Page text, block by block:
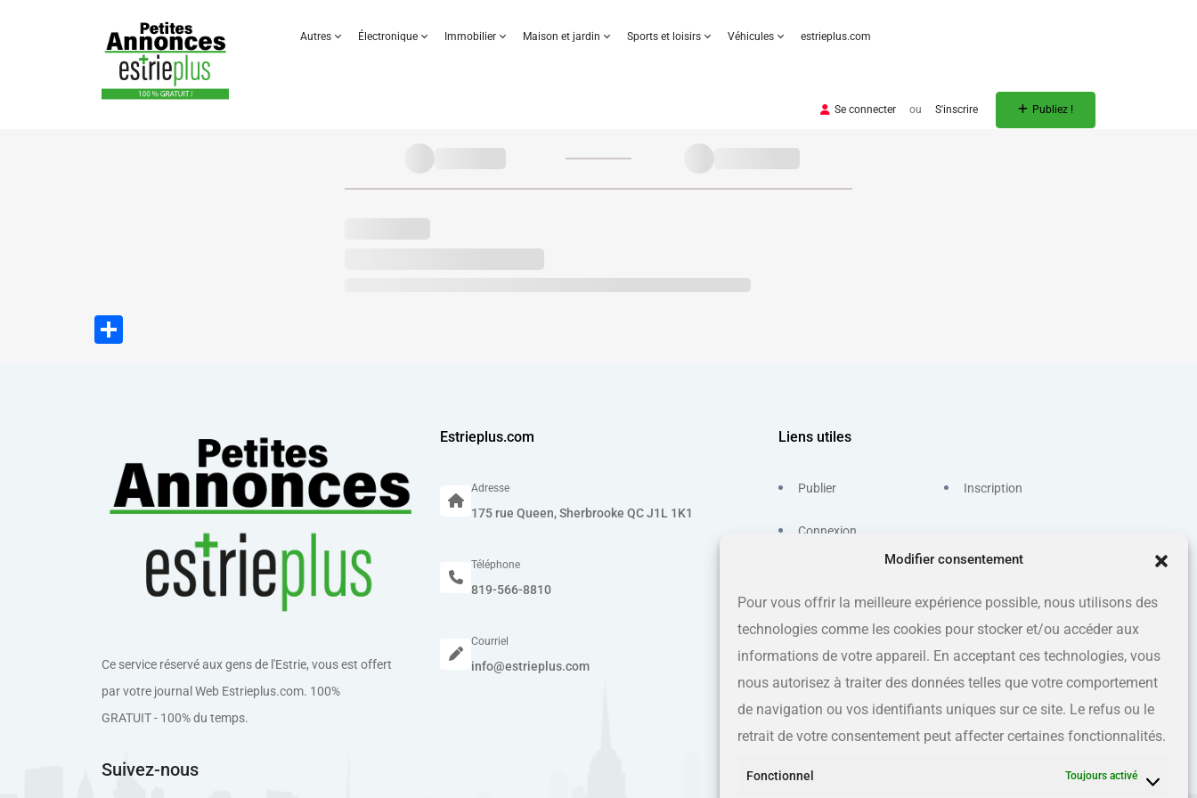
Modifier consentement
Pour vous offrir la meilleure expérience possible, nous utilisons des
technologies comme les cookies pour stocker et/ou accéder aux
informations de votre appareil. En acceptant ces technologies, vous
nous autorisez à traiter des données telles que votre comportement
de navigation ou vos identifiants uniques sur ce site. Le refus ou le
retrait de votre consentement peut affecter certaines fonctionnalités.
Fonctionnel Toujours activé
Autres Électronique Immobilier Maison et jardin Sports et loisirs Véhicules estrieplus.com
Se connecter ou S'inscrire Publiez !
Ce service réservé aux gens de l'Estrie, vous est offert
par votre journal Web Estrieplus.com. 100%
GRATUIT - 100% du temps.
Suivez-nous
Estrieplus.com
Adresse
175 rue Queen, Sherbrooke QC J1L 1K1
Téléphone
819-566-8810
Courriel
info@estrieplus.com
Liens utiles
Publier
Connexion
Inscription